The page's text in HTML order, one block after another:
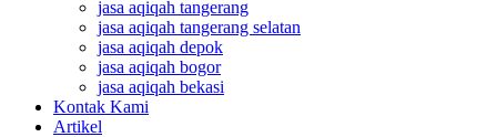
jasa aqiqah tangerang
jasa aqiqah tangerang selatan
jasa aqiqah depok
jasa aqiqah bogor
jasa aqiqah bekasi
Kontak Kami
Artikel